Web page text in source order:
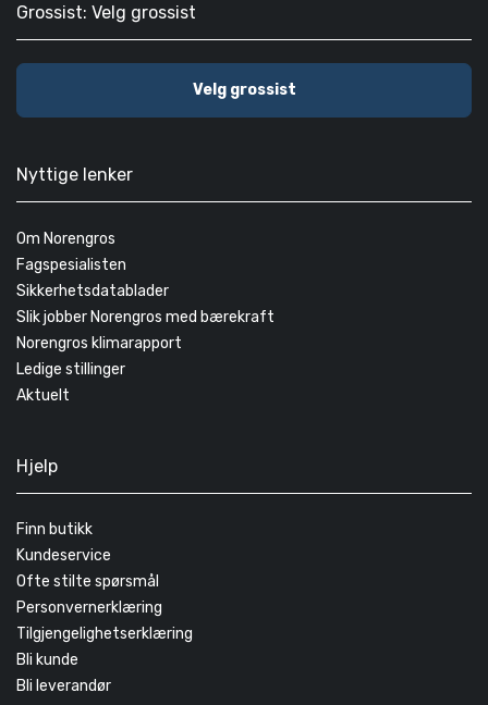
Grossist: Velg grossist
Velg grossist
Nyttige lenker
Om Norengros
Fagspesialisten
Sikkerhetsdatablader
Slik jobber Norengros med bærekraft
Norengros klimarapport
Ledige stillinger
Aktuelt
Hjelp
Finn butikk
Kundeservice
Ofte stilte spørsmål
Personvernerklæring
Tilgjengelighetserklæring
Bli kunde
Bli leverandør